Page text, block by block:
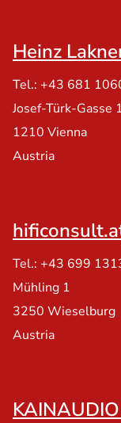
Heinz
Tel.: +43 681
Josef-Türk-Gasse
1210 Vienna
Austria
Tel.: +43 699
Mühling 1
3250 Wieselburg
Austria